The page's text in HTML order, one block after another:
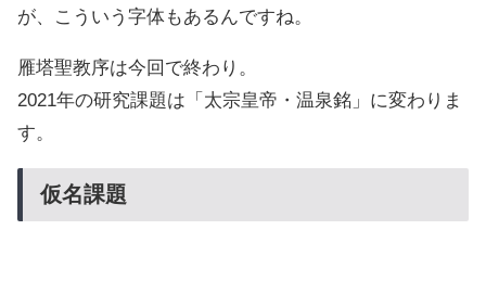
が、こういう字体もあるんですね。
雁塔聖教序は今回で終わり。
2021年の研究課題は「太宗皇帝・温泉銘」に変わりま
す。
仮名課題